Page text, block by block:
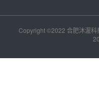
Copyright ©2022 合肥沐渥